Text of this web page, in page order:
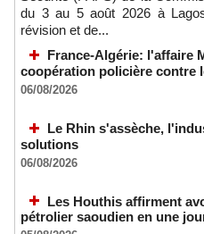
du 3 au 5 août 2026 à
révision et de...
France-Algérie: l'affaire
coopération policière contre
06/08/2026
Le Rhin s'assèche,
solutions
06/08/2026
Les Houthis affirment
pétrolier saoudien en une